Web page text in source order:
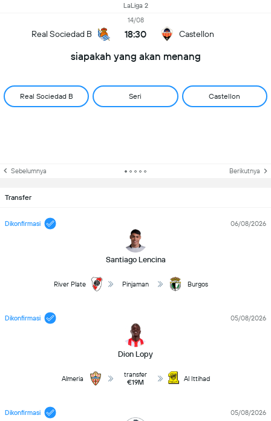
LaLiga 2
Real Sociedad B
14/08
18:30 Castellon
siapakah yang akan menang
Real Sociedad B Seri Castellon
Sebelumnya Berikutnya
Transfer
Dikonfirmasi
Santiago Lencina
06/08/2026
River Plate Pinjaman Burgos
Dikonfirmasi
Dion Lopy
05/08/2026
Almeria
transfer
€19M
Al Ittihad
Dikonfirmasi 05/08/2026